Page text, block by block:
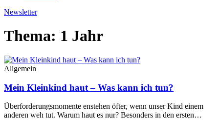
Newsletter
Thema: 1 Jahr
Allgemein
Mein Kleinkind haut – Was kann ich tun?
Überforderungsmomente enstehen öfter, wenn unser Kind einem
anderen weh tut. Warum haut es nur? Besonders in den ersten…